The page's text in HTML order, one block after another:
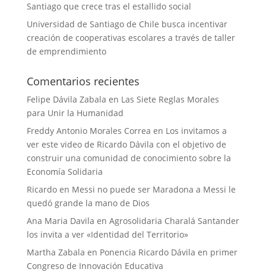
Santiago que crece tras el estallido social
Universidad de Santiago de Chile busca incentivar
creación de cooperativas escolares a través de taller
de emprendimiento
Comentarios recientes
Felipe Dávila Zabala en Las Siete Reglas Morales
para Unir la Humanidad
Freddy Antonio Morales Correa en Los invitamos a
ver este video de Ricardo Dávila con el objetivo de
construir una comunidad de conocimiento sobre la
Economía Solidaria
Ricardoen Messi no puede ser Maradona a Messi le
quedó grande la mano de Dios
Ana Maria Davila en Agrosolidaria Charalá Santander
los invita a ver «Identidad del Territorio»
Martha Zabala en Ponencia Ricardo Dávila en primer
Congreso de Innovación Educativa